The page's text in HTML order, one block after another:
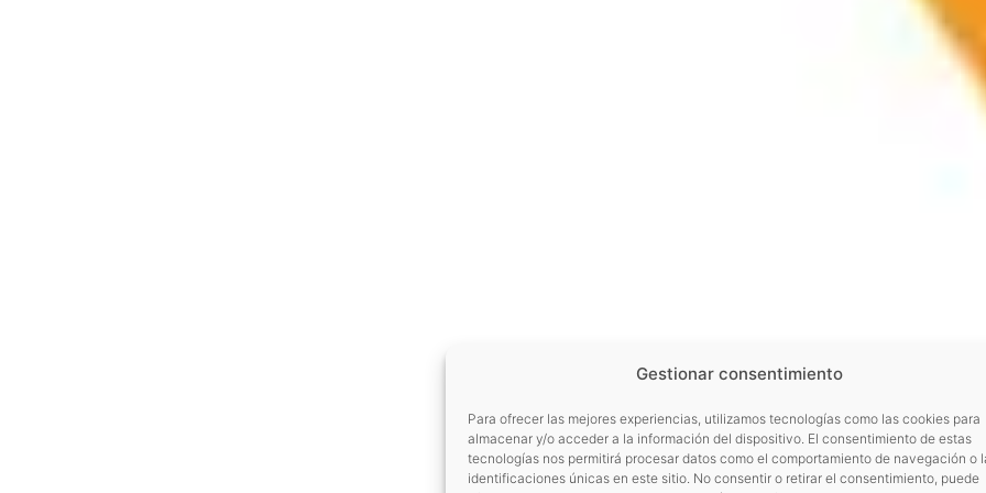
Gestionar consentimiento
Para ofrecer las mejores experiencias, utilizamos tecnologías como las cookies para
almacenar y/o acceder a la información del dispositivo. El consentimiento de estas
tecnologías nos permitirá procesar datos como el comportamiento de navegación o
identificaciones únicas en este sitio. No consentir o retirar el consentimiento, puede